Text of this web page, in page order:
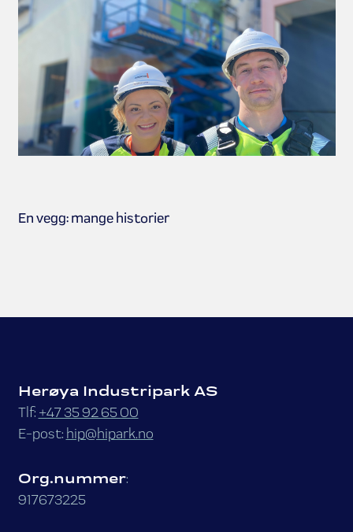
En vegg: mange historier
Herøya Industripark AS
Tlf: +47 35 92 65 00
E-post: hip@hipark.no
Org.nummer:
917673225